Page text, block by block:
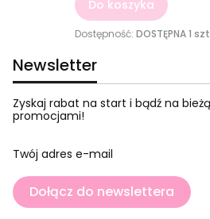
Do koszyka
Dostępność: DOSTĘPNA 1
Newsletter
Zyskaj rabat na start i bądź na
promocjami!
Twój adres e-mail
Dołącz do newslettera